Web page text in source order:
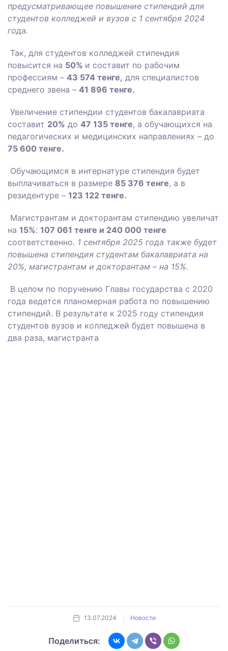
предусматривающее повышение стипендий для
студентов колледжей и вузов с 1 сентября 2024
года.
Так, для студентов колледжей стипендия
повысится на 50% и составит по рабочим
профессиям – 43 574 тенге, для специалистов
среднего звена – 41 896 тенге.
Увеличение стипендии студентов бакалавриата
составит 20% до 47 135 тенге, а обучающихся на
педагогических и медицинских направлениях – до
75 600 тенге.
Обучающимся в интернатуре стипендия будет
выплачиваться в размере 85 376 тенге, а в
резидентуре – 123 122 тенге.
Магистрантам и докторантам стипендию увеличат
на 15%: 107 061 тенге и 240 000 тенге
соответственно. 1 сентября 2025 года также будет
повышена стипендия студентам бакалавриата на
20%, магистрантам и докторантам – на 15%.
В целом по поручению Главы государства с 2020
года ведется планомерная работа по повышению
стипендий. В результате к 2025 году стипендия
студентов вузов и колледжей будет повышена в
два раза, магистранта
13.07.2024 Новости
Поделиться: